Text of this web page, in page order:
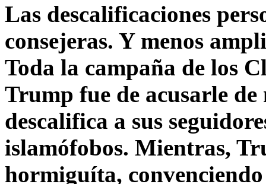
Las descalificaciones
consejeras. Y menos
Toda la campaña de los
Trump fue de acusarle
descalifica a sus
islamófobos. Mientras,
hormiguíta,